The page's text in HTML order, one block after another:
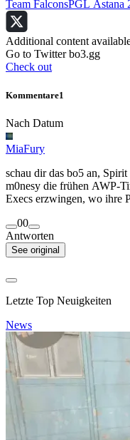
Team FalconsPGL Astana
Additional content
Go to Twitter bo3.gg
Check out
Kommentare1
Nach Datum
MiaFury
schau dir das bo5 an,
m0nesy die frühen AWP-
Execs erzwingen, wo ihre
00
Antworten
See original
Letzte Top Neuigkeiten
News